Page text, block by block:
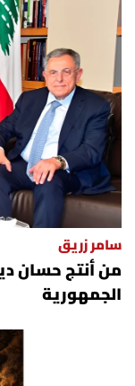
سامر زريق
من أنتج حسان
الجمهورية